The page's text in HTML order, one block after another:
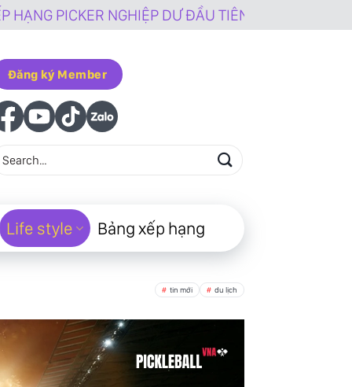
NGHIỆP DƯ ĐẦU TIÊN VÀ DUY NHẤT TẠI VIỆT
Đăng ký Member
Life style Bảng xếp hạng
tin mới du lịch